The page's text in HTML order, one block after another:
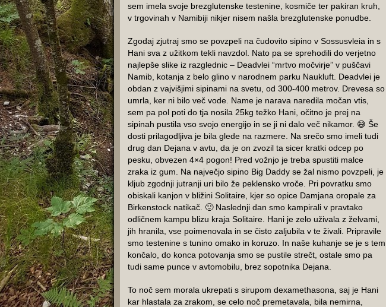
sem imela svoje brezglutenske testenine, kosmiče ter pakiran kruh,
v trgovinah v Namibiji nikjer nisem našla brezglutenske ponudbe.
Zgodaj zjutraj smo se povzpeli na čudovito sipino v Sossusvleia in s
Hani sva z užitkom tekli navzdol. Nato pa se sprehodili do verjetno
najlepše slike iz razglednic – Deadvlei “mrtvo močvirje” v puščavi
Namib, kotanja z belo glino v narodnem parku Naukluft. Deadvlei je
obdan z vajvišjimi sipinami na svetu, od 300-400 metrov. Drevesa so
umrla, ker ni bilo več vode. Name je narava naredila močan vtis,
sem pa pol poti do tja nosila 25kg težko Hani, očitno je prej na
sipinah pustila vso svojo energijo in se ji ni dalo več nikamor. 😅 Še
dosti prilagodljiva je bila glede na razmere. Na srečo smo imeli tudi
drug dan Dejana v avtu, da je on zvozil ta sicer kratki odcep po
pesku, obvezen 4×4 pogon! Pred vožnjo je treba spustiti malce
zraka iz gum. Na največjo sipino Big Daddy se žal nismo povzpeli, je
kljub zgodnji jutranji uri bilo že peklensko vroče. Pri povratku smo
obiskali kanjon v bližini Solitaire, kjer so opice Damjana oropale za
Birkenstock natikač. 🙂 Naslednji dan smo kampirali v pravtako
odličnem kampu blizu kraja Solitaire. Hani je zelo uživala z želvami,
jih hranila, vse poimenovala in se čisto zaljubila v te živali. Pripravile
smo testenine s tunino omako in koruzo. In naše kuhanje se je s tem
končalo, do konca potovanja smo se pustile strečt, ostale smo pa
tudi same punce v avtomobilu, brez sopotnika Dejana.
To noč sem morala ukrepati s sirupom dexamethasona, saj je Hani
kar hlastala za zrakom, se celo noč premetavala, bila nemirna,